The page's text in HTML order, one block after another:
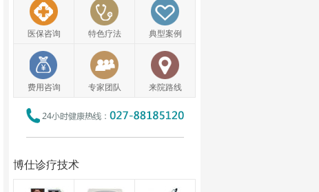
医保咨询 特色疗法 典型案例
费用咨询 专家团队 来院路线
博仕诊疗技术